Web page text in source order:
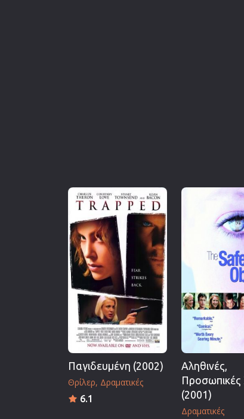
Παγιδευμένη (2002)
Θρίλερ Δραματικές
6.1
Αληθινές,
Προσωπικές
(2001)
Δραματικές